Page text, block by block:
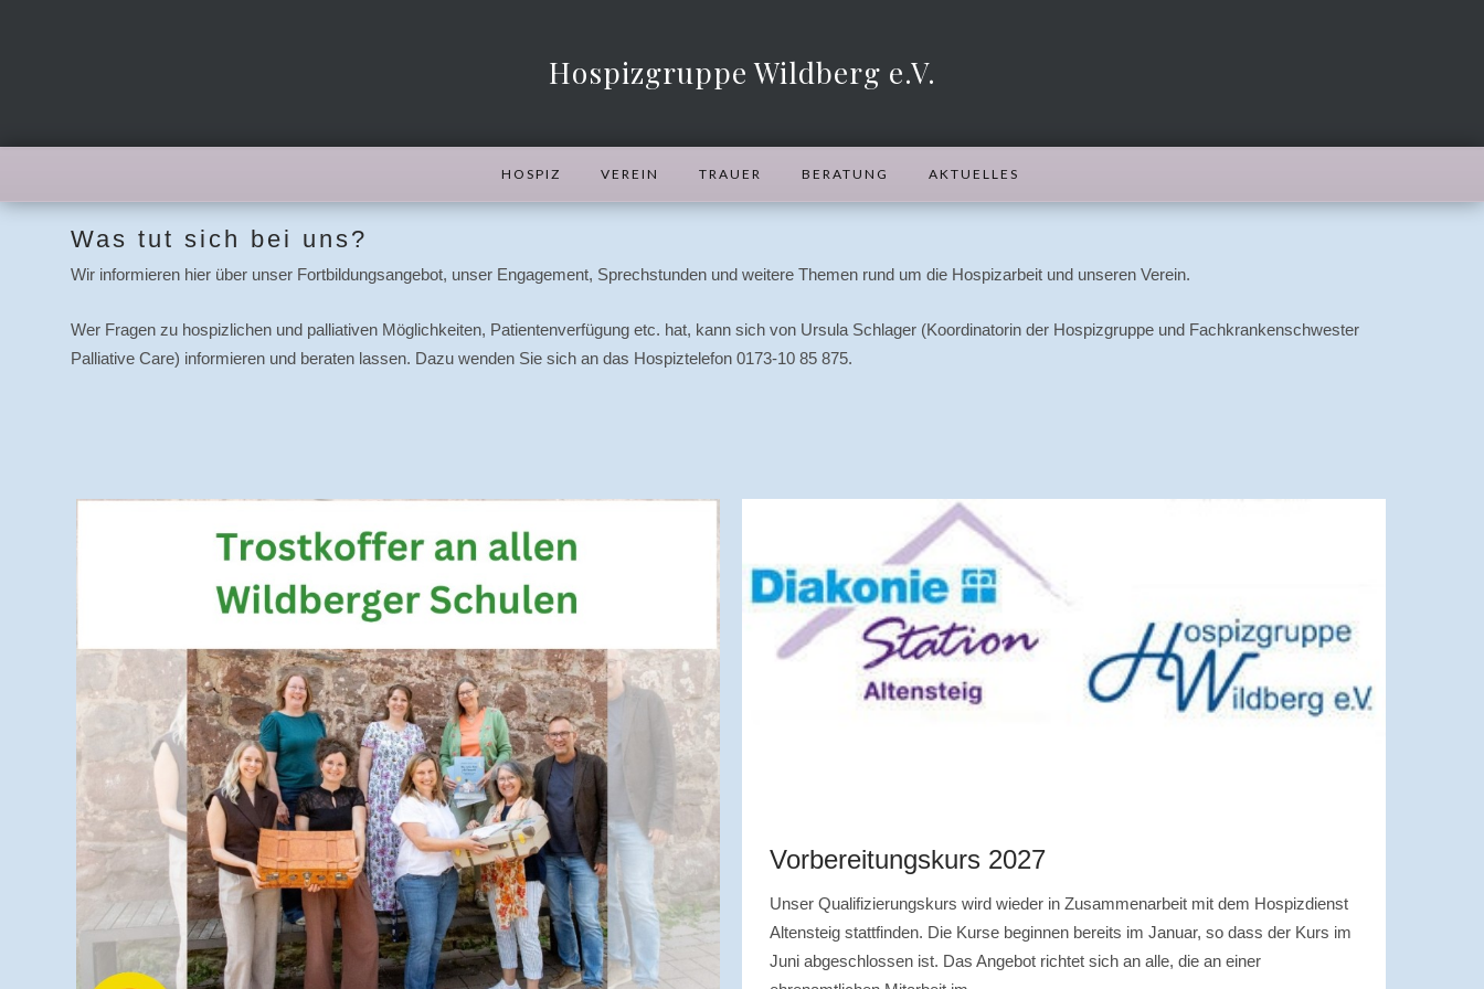
Hospizgruppe Wildberg e.V.
HOSPIZ VEREIN TRAUER BERATUNG AKTUELLES
Was tut sich bei uns?
Wir informieren hier über unser Fortbildungsangebot, unser Engagement, Sprechstunden und weitere Themen rund um die Hospizarbeit und unseren Verein.
Wer Fragen zu hospizlichen und palliativen Möglichkeiten, Patientenverfügung etc. hat, kann sich von Ursula Schlager (Koordinatorin der Hospizgruppe und Fachkrankenschwester
Palliative Care) informieren und beraten lassen. Dazu wenden Sie sich an das Hospiztelefon 0173-10 85 875.
Vorbereitungskurs 2027
Unser Qualifizierungskurs wird wieder in Zusammenarbeit mit dem Hospizdienst
Altensteig stattfinden. Die Kurse beginnen bereits im Januar, so dass der Kurs im
Juni abgeschlossen ist. Das Angebot richtet sich an alle, die an einer